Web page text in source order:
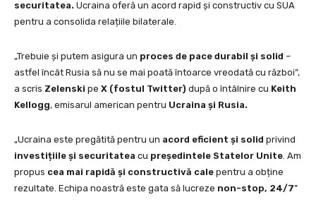
securitatea. Ucraina oferă un acord rapid și constructiv cu SUA
pentru a consolida relațiile bilaterale.
„Trebuie și putem asigura un proces de pace durabil și solid –
astfel încât Rusia să nu se mai poată întoarce vreodată cu război”,
a scris Zelenski pe X (fostul Twitter) după o întâlnire cu Keith
Kellogg, emisarul american pentru Ucraina și Rusia.
„Ucraina este pregătită pentru un acord eficient și solid privind
investițiile și securitatea cu președintele Statelor Unite. Am
propus cea mai rapidă și constructivă cale pentru a obține
rezultate. Echipa noastră este gata să lucreze non-stop, 24/7”